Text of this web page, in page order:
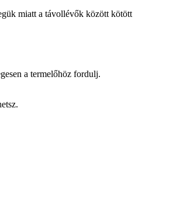
miatt a távollévők között kötött
a termelőhöz fordulj.